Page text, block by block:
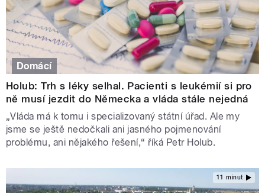
Domácí
Holub: Trh s léky selhal. Pacienti s leukémií si pro
ně musí jezdit do Německa a vláda stále nejedná
„Vláda má k tomu i specializovaný státní úřad. Ale my
jsme se ještě nedočkali ani jasného pojmenování
problému, ani nějakého řešení,“ říká Petr Holub.
11 minut